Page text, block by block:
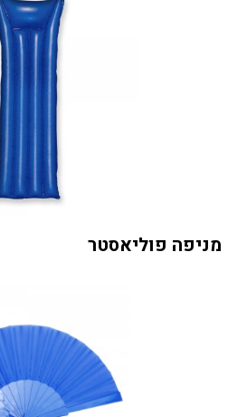
מניפה פוליאסטר